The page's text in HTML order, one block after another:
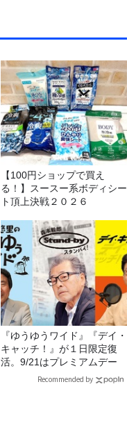
【100円ショップで買え
る！】スースー系ボディシー
ト頂上決戦２０２６
『ゆうゆうワイド』『デイ・
キャッチ！』が１日限定復
活。9/21はプレミアムデー
Recommended by